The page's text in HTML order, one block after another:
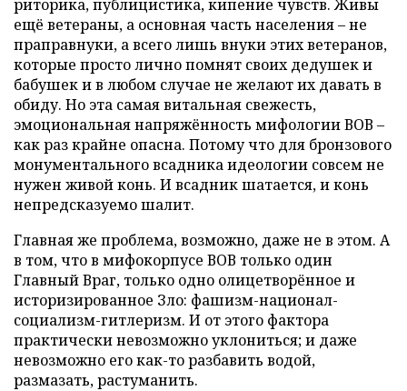
риторика, публицистика, кипение чувств. Живы
ещё ветераны, а основная часть населения – не
праправнуки, а всего лишь внуки этих ветеранов,
которые просто лично помнят своих дедушек и
бабушек и в любом случае не желают их давать в
обиду. Но эта самая витальная свежесть,
эмоциональная напряжённость мифологии ВОВ –
как раз крайне опасна. Потому что для бронзового
монументального всадника идеологии совсем не
нужен живой конь. И всадник шатается, и конь
непредсказуемо шалит.
Главная же проблема, возможно, даже не в этом. А
в том, что в мифокорпусе ВОВ только один
Главный Враг, только одно олицетворённое и
историзированное Зло: фашизм-национал-
социализм-гитлеризм. И от этого фактора
практически невозможно уклониться; и даже
невозможно его как-то разбавить водой,
размазать, растуманить.